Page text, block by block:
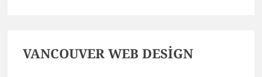
VANCOUVER WEB DESİGN